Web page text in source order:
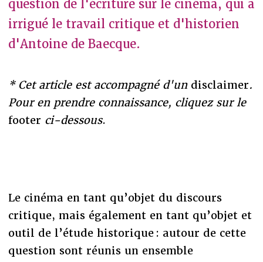
question de l'écriture sur le cinéma, qui a
irrigué le travail critique et d'historien
d'Antoine de Baecque.
* Cet article est accompagné d'un disclaimer.
Pour en prendre connaissance, cliquez sur le
footer ci-dessous.
Le cinéma en tant qu’objet du discours
critique, mais également en tant qu’objet et
outil de l’étude historique : autour de cette
question sont réunis un ensemble